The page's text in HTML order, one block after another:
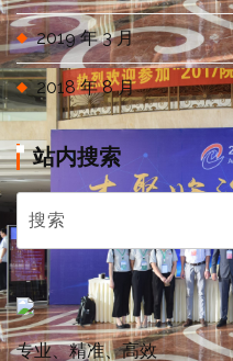
2019 年 3 月
2018 年 8 月
站内搜索
专业、精准、高效